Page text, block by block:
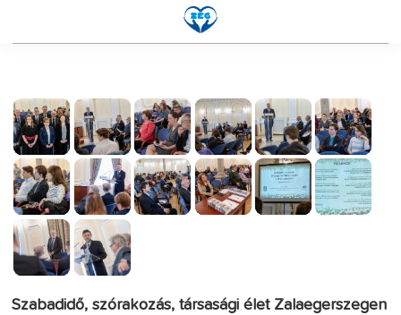
Szabadidő, szórakozás, társasági élet Zalaegerszegen